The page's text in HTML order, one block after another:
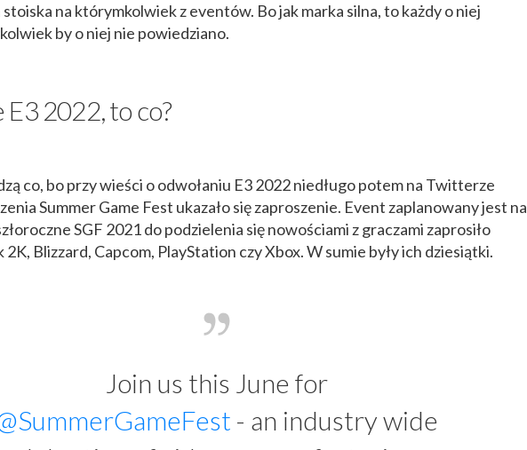
na którymkolwiek z eventów. Bo jak marka silna, to każdy o niej
by o niej nie powiedziano.
E3 2022, to co?
co, bo przy wieści o odwołaniu E3 2022 niedługo potem na Twitterze
Summer Game Fest ukazało się zaproszenie. Event zaplanowany jest na
SGF 2021 do podzielenia się nowościami z graczami zaprosiło
Blizzard, Capcom, PlayStation czy Xbox. W sumie były ich dziesiątki.
Join us this June for
- an industry wide